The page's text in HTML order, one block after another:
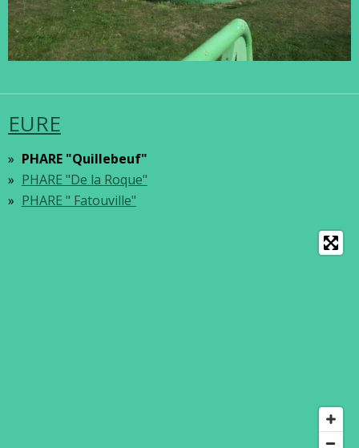
EURE
PHARE "Quillebeuf"
PHARE "De la Roque"
PHARE " Fatouville"